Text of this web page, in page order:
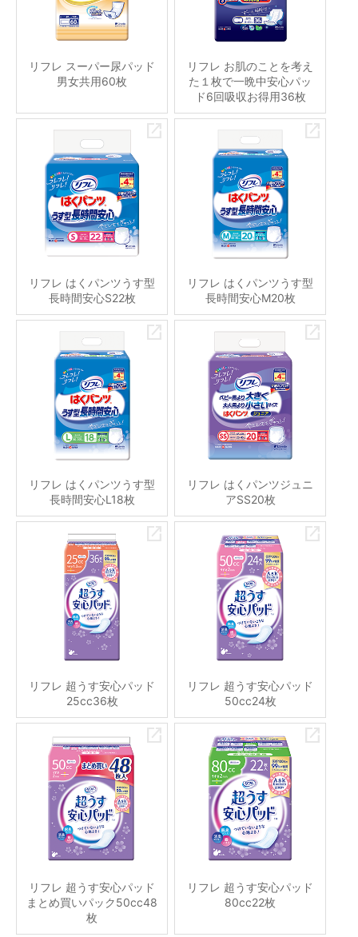
リフレ スーパー尿パッド
男女共用60枚
リフレ お肌のことを考え
た１枚で一晩中安心パッ
ド6回吸収お得用36枚
リフレ はくパンツうす型
長時間安心S22枚
リフレ はくパンツうす型
長時間安心M20枚
リフレ はくパンツうす型
長時間安心L18枚
リフレ はくパンツジュニ
アSS20枚
リフレ 超うす安心パッド
25cc36枚
リフレ 超うす安心パッド
50cc24枚
リフレ 超うす安心パッド
まとめ買いパック50cc48
枚
リフレ 超うす安心パッド
80cc22枚